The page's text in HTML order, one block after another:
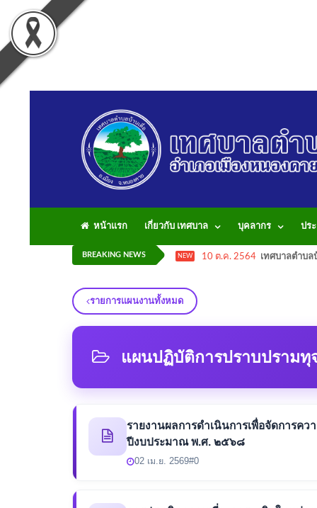
หน้าแรก เกี่ยวกับ เทศบาล บุคลากร ปร
BREAKING NEWS NEW 10 ต.ค. 2564 เทศบาลตำบล
รายการแผนงานทั้งหมด
แผนปฏิบัติการปราบปรามทุ
รายงานผลการดำเนินการเพื่อจัดการค
ปีงบประมาณ พ.ศ. ๒๕๖๘
02 เม.ย. 2569#0